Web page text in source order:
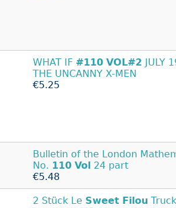
WHAT IF #110 VOL#2 JULY
THE UNCANNY X-MEN
€5.25
Bulletin of the London
No. 110 Vol 24 part
€5.48
2 Stück Le Sweet Filou